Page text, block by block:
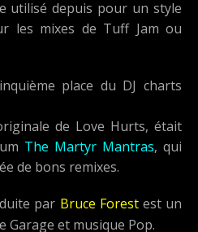
utilisé depuis pour un style
les mixes de Tuff Jam ou
place du DJ charts
de Love Hurts, était
The Martyr Mantras, qui
de bons remixes.
par Bruce Forestest un
et musique Pop.